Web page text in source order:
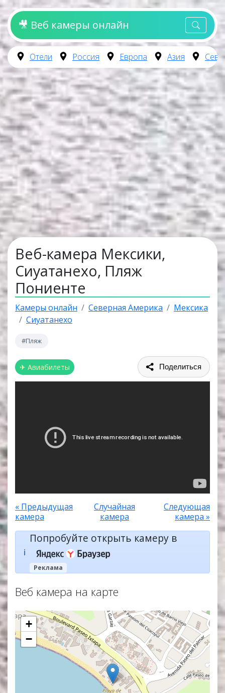
🎥 Веб камеры онлайн
Отели Россия Европа Азия
Веб-камера Мексики,
Сиуатанехо, Пляж
Пониенте
Камеры онлайн Северная Америка
Мексика
Сиуатанехо
#Пляж
✈ Авиабилеты Поделиться
« Предыдущая
камера
Случайная
камера
Следующая
камера »
ℹ️
Попробуйте открыть камеру в
Реклама
Веб камера на карте
+
−